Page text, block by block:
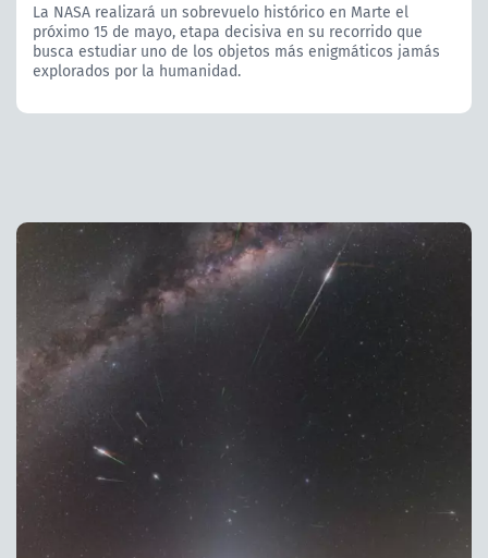
La NASA realizará un sobrevuelo histórico en Marte el
próximo 15 de mayo, etapa decisiva en su recorrido que
busca estudiar uno de los objetos más enigmáticos jamás
explorados por la humanidad.